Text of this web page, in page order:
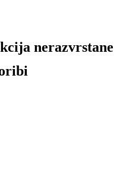
nerazvrstane